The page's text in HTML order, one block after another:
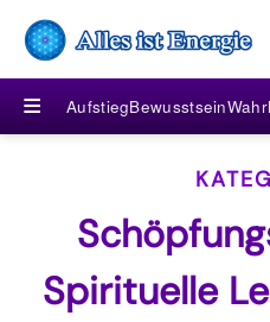
≡ AufstiegBewusstsein
Spirituelle